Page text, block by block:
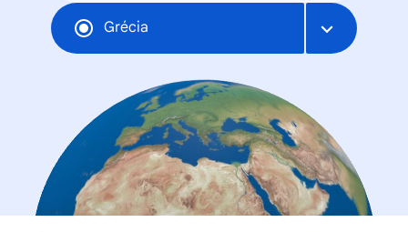
Grécia